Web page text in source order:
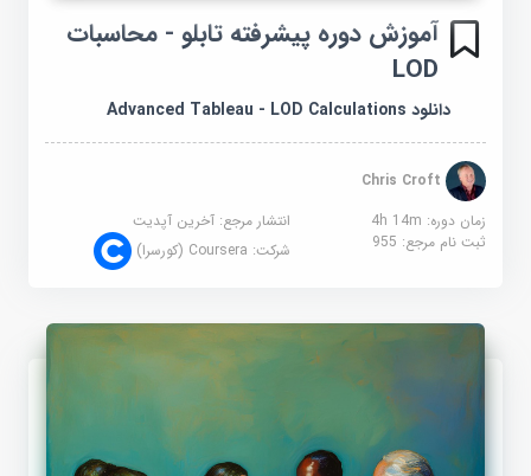
آموزش دوره پیشرفته تابلو - محاسبات
LOD
دانلود Advanced Tableau - LOD Calculations
Chris Croft
زمان دوره: 4h 14m
انتشار مرجع:آخرین آپدیت
ثبت نام مرجع:955 شرکت:Coursera (کورسرا)